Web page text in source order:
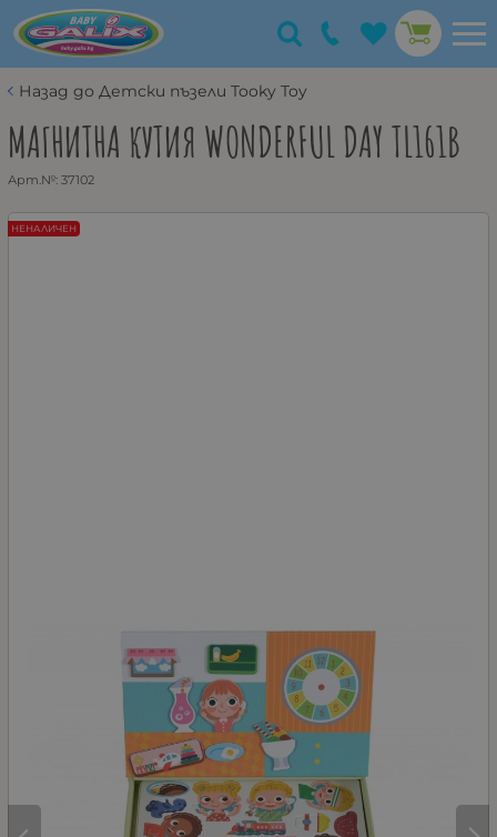
Назад до Детски пъзели Tooky Toy
МАГНИТНА КУТИЯ WONDERFUL DAY TL161B
Арт.№: 37102
НЕНАЛИЧЕН